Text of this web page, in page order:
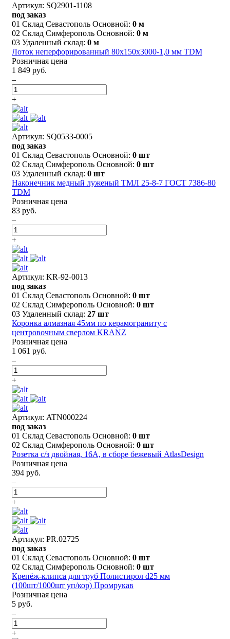
Артикул: SQ2901-1108
под заказ
01 Склад Севастополь Основной: 0 м
02 Склад Симферополь Основной: 0 м
03 Удаленный склад: 0 м
Лоток неперфорированный 80х150х3000-1,0 мм TDM
Розничная цена
1 849 руб.
–
+
Артикул: SQ0533-0005
под заказ
01 Склад Севастополь Основной: 0 шт
02 Склад Симферополь Основной: 0 шт
03 Удаленный склад: 0 шт
Наконечник медный луженый ТМЛ 25-8-7 ГОСТ 7386-80
TDM
Розничная цена
83 руб.
–
+
Артикул: KR-92-0013
под заказ
01 Склад Севастополь Основной: 0 шт
02 Склад Симферополь Основной: 0 шт
03 Удаленный склад: 27 шт
Коронка алмазная 45мм по керамограниту с
центровочным сверлом KRANZ
Розничная цена
1 061 руб.
–
+
Артикул: ATN000224
под заказ
01 Склад Севастополь Основной: 0 шт
02 Склад Симферополь Основной: 0 шт
Розетка с/з двойная, 16А, в сборе бежевый AtlasDesign
Розничная цена
394 руб.
–
+
Артикул: PR.02725
под заказ
01 Склад Севастополь Основной: 0 шт
02 Склад Симферополь Основной: 0 шт
Крепёж-клипса для труб Полистирол d25 мм
(100шт/1000шт уп/кор) Промрукав
Розничная цена
5 руб.
–
+